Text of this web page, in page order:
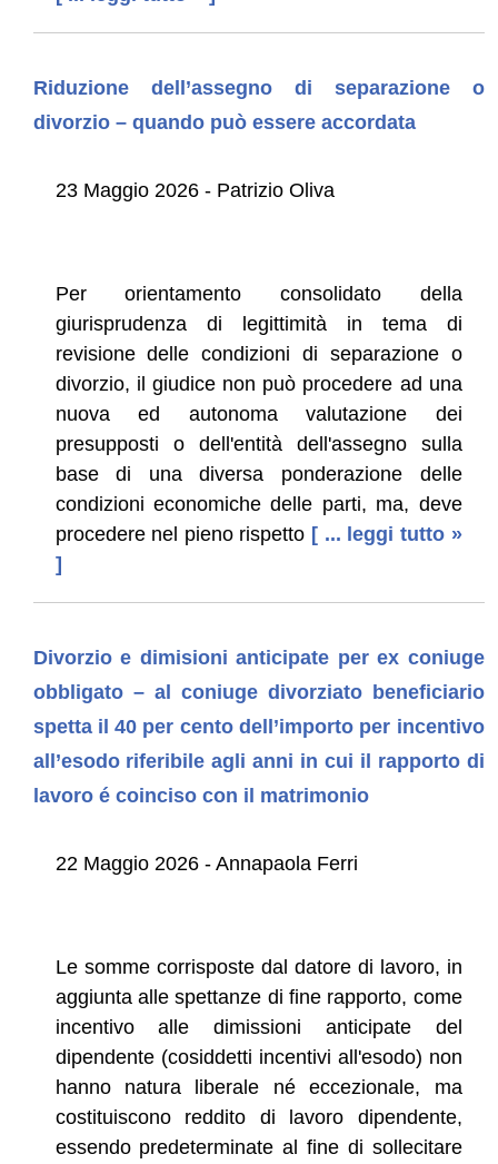
Riduzione dell’assegno di separazione o
divorzio – quando può essere accordata
23 Maggio 2026 - Patrizio Oliva
Per orientamento consolidato della
giurisprudenza di legittimità in tema di
revisione delle condizioni di separazione o
divorzio, il giudice non può procedere ad una
nuova ed autonoma valutazione dei
presupposti o dell'entità dell'assegno sul­la
base di una diversa ponderazione delle
condizioni economiche delle parti, ma, deve
procedere nel pieno rispetto [ ... leggi tutto »
]
Divorzio e dimisioni anticipate per ex coniuge
obbligato – al coniuge divorziato beneficiario
spetta il 40 per cento dell’importo per incentivo
all’esodo riferibile agli anni in cui il rapporto di
lavoro é coinciso con il matrimonio
22 Maggio 2026 - Annapaola Ferri
Le somme corrisposte dal datore di lavoro, in
aggiunta alle spettanze di fine rapporto, come
incentivo alle dimissioni anticipate del
dipendente (cosiddetti incentivi all'esodo) non
hanno natura liberale né eccezionale, ma
costituiscono reddito di lavoro dipendente,
essendo predeterminate al fine di sollecitare